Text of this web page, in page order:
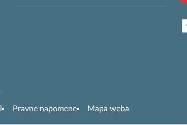
Pravne napomene Mapa weba